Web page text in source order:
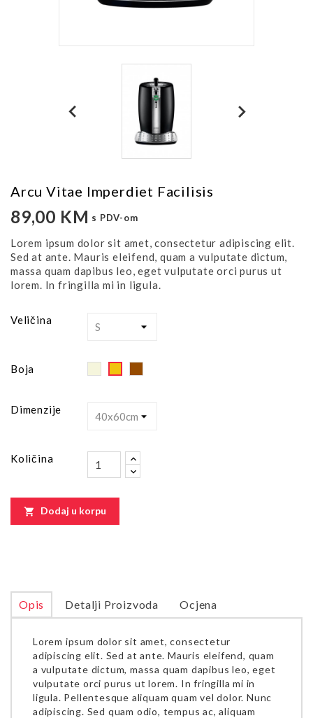
Arcu Vitae Imperdiet Facilisis
89,00 KM s PDV-om
Lorem ipsum dolor sit amet, consectetur adipiscing elit.
Sed at ante. Mauris eleifend, quam a vulputate dictum,
massa quam dapibus leo, eget vulputate orci purus ut
lorem. In fringilla mi in ligula.
Veličina
Boja BeigeYellowBrown
Dimenzije
Količina
 Dodaj u korpu
Opis Detalji Proizvoda Ocjena
Lorem ipsum dolor sit amet, consectetur
adipiscing elit. Sed at ante. Mauris eleifend, quam
a vulputate dictum, massa quam dapibus leo, eget
vulputate orci purus ut lorem. In fringilla mi in
ligula. Pellentesque aliquam quam vel dolor. Nunc
adipiscing. Sed quam odio, tempus ac, aliquam